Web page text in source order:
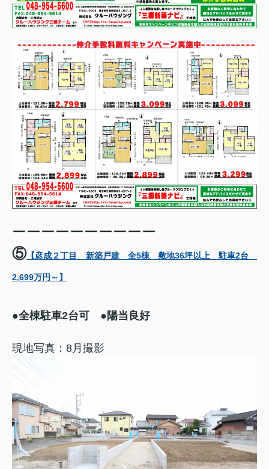
ーーーーーーーーーー
⑤【彦成２丁目 新築戸建 全5棟 敷地36坪以上 駐車2台
2,699万円～】
●全棟駐車2台可 ●陽当良好
現地写真：8月撮影